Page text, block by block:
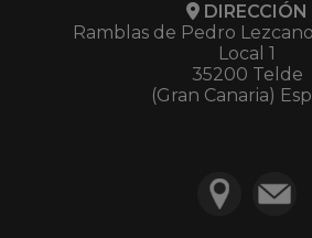
DIRECCIÓN
Ramblas de Pedro
Local 1
35200 Telde
(Gran Canaria)